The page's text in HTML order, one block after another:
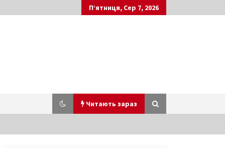
П’ятниця, Сер 7, 2026
Читають зараз